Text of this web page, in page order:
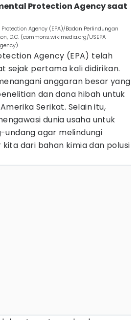
Protection Agency saat
Agency (EPA)/Badan Perlindungan
D.C. (commons.wikimedia.org/USEPA
Agency (EPA) telah
sejak pertama kali didirikan.
anggaran besar yang
dan dana hibah untuk
Serikat. Selain itu,
dunia usaha untuk
undang agar melindungi
dari bahan kimia dan polusi